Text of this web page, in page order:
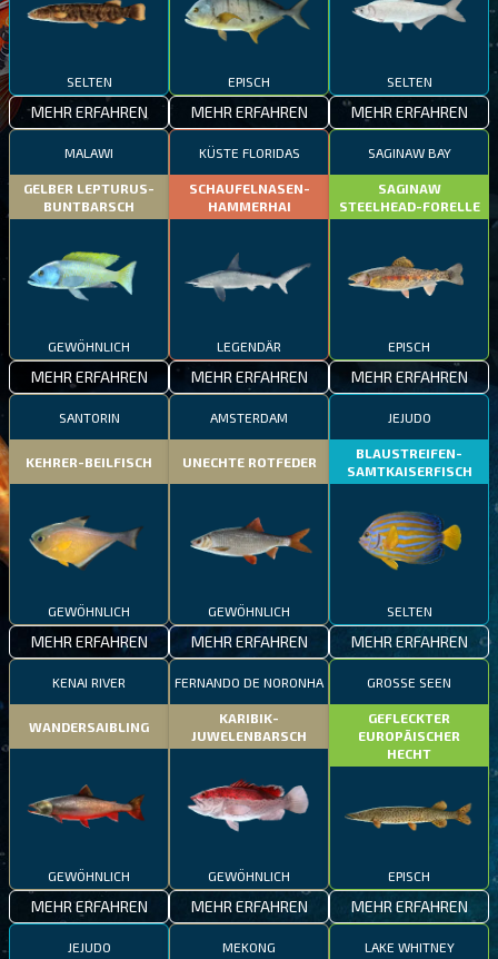
SELTEN
MEHR ERFAHREN
EPISCH
MEHR ERFAHREN
SELTEN
MEHR ERFAHREN
MALAWI
GELBER LEPTURUS-
BUNTBARSCH
GEWÖHNLICH
MEHR ERFAHREN
KÜSTE FLORIDAS
SCHAUFELNASEN-
HAMMERHAI
LEGENDÄR
MEHR ERFAHREN
SAGINAW BAY
SAGINAW
STEELHEAD-FORELLE
EPISCH
MEHR ERFAHREN
SANTORIN
KEHRER-BEILFISCH
GEWÖHNLICH
MEHR ERFAHREN
AMSTERDAM
UNECHTE ROTFEDER
GEWÖHNLICH
MEHR ERFAHREN
JEJUDO
BLAUSTREIFEN-
SAMTKAISERFISCH
SELTEN
MEHR ERFAHREN
KENAI RIVER
WANDERSAIBLING
GEWÖHNLICH
MEHR ERFAHREN
FERNANDO DE NORONHA
KARIBIK-
JUWELENBARSCH
GEWÖHNLICH
MEHR ERFAHREN
GROSSE SEEN
GEFLECKTER
EUROPÄISCHER
HECHT
EPISCH
MEHR ERFAHREN
JEJUDO MEKONG LAKE WHITNEY